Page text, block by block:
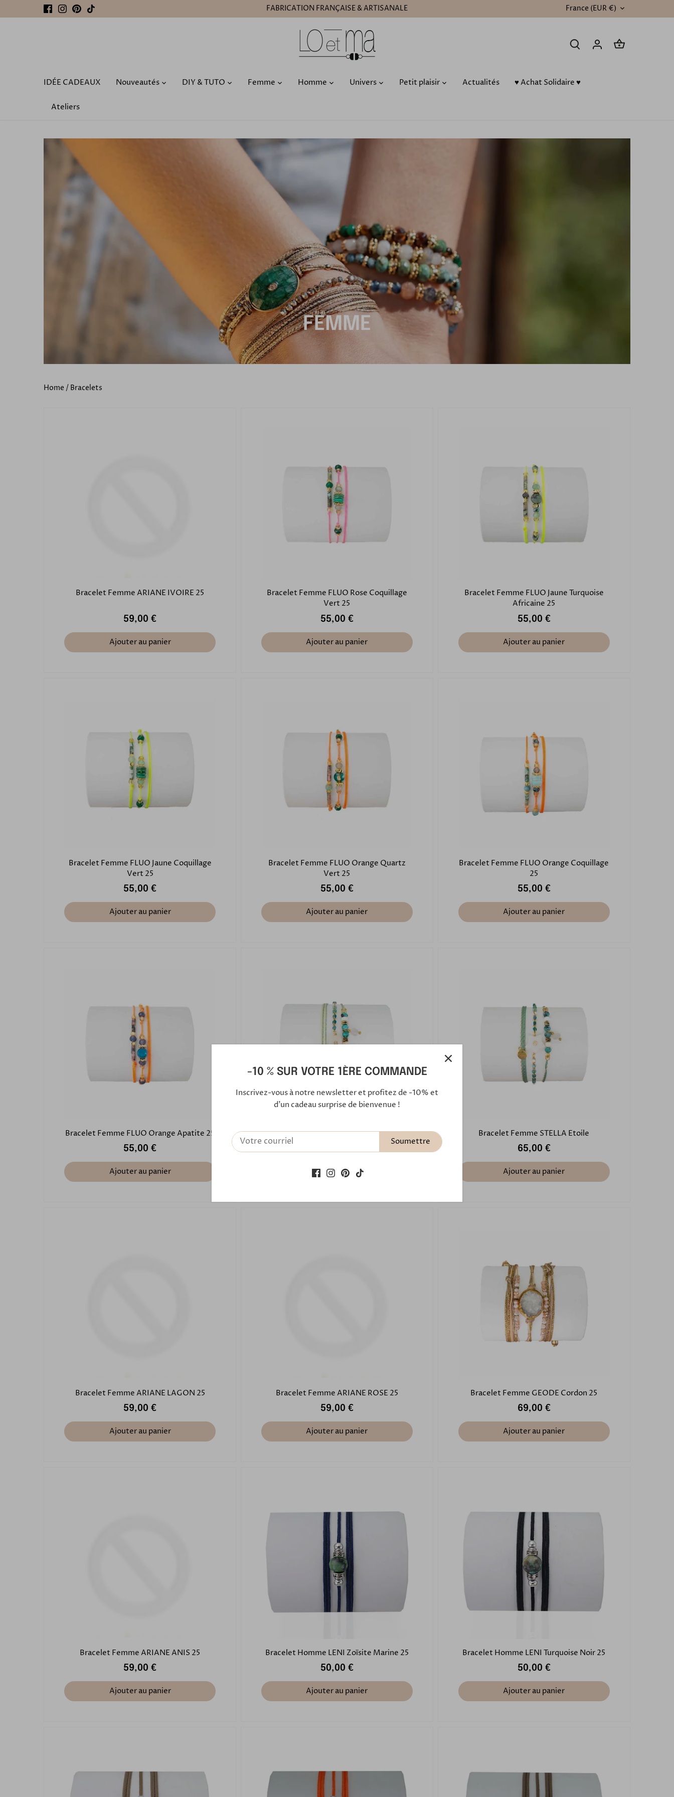
au
FABRICATION FRANÇAISE & ARTISANALE DEVISE
France (EUR €)
IDÉE CADEAUX Nouveautés DIY & TUTO Femme Homme Univers Petit plaisir Actualités ♥️ Achat Solidaire ♥️
Ateliers
FEMME
Home / Bracelets
Bracelet Femme ARIANE IVOIRE 25
59,00 €
Ajouter au panier
Bracelet Femme FLUO Rose Coquillage
Vert 25
55,00 €
Ajouter au panier
Bracelet Femme FLUO Jaune Turquoise
Africaine 25
55,00 €
Ajouter au panier
Bracelet Femme FLUO Jaune Coquillage
Vert 25
55,00 €
Ajouter au panier
Bracelet Femme FLUO Orange Quartz
Vert 25
55,00 €
Ajouter au panier
Bracelet Femme FLUO Orange Coquillage
25
55,00 €
Ajouter au panier
Bracelet Femme FLUO Orange Apatite 25
55,00 €
Ajouter au panier
Bracelet Femme STELLA Pierre de Lune
Ajouter au panier
Bracelet Femme STELLA Etoile
65,00 €
Ajouter au panier
Bracelet Femme ARIANE LAGON 25
59,00 €
Ajouter au panier
Bracelet Femme ARIANE ROSE 25
59,00 €
Ajouter au panier
Bracelet Femme GEODE Cordon 25
69,00 €
Ajouter au panier
Bracelet Femme ARIANE ANIS 25
59,00 €
Ajouter au panier
Bracelet Homme LENI Zoïsite Marine 25
50,00 €
Ajouter au panier
Bracelet Homme LENI Turquoise Noir 25
50,00 €
Ajouter au panier
-10 % SUR VOTRE 1ÈRE COMMANDE
Inscrivez-vous à notre newsletter et profitez de -10% et
d'un cadeau surprise de bienvenue !
Soumettre